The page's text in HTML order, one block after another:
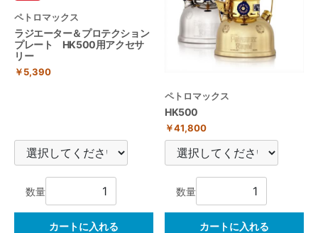
ペトロマックス
ラジエーター＆プロテクション
プレート HK500用アクセサ
リー
￥5,390
数量
カートに入れる
ペトロマックス
HK500
￥41,800
数量
カートに入れる